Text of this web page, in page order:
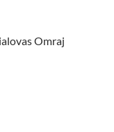
Omraj